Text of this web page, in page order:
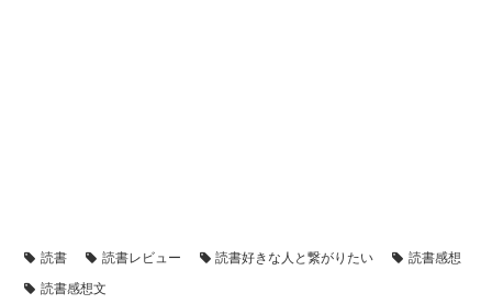
読書 読書レビュー 読書好きな人と繋がりたい
読書感想
読書感想文